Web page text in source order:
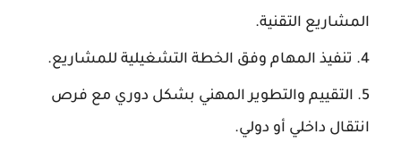
المشاريع التقنية.
تنفيذ المهام وفق الخطة التشغيلية للمشاريع.
التقييم والتطوير المهني بشكل دوري مع فرص
انتقال داخلي أو دولي.